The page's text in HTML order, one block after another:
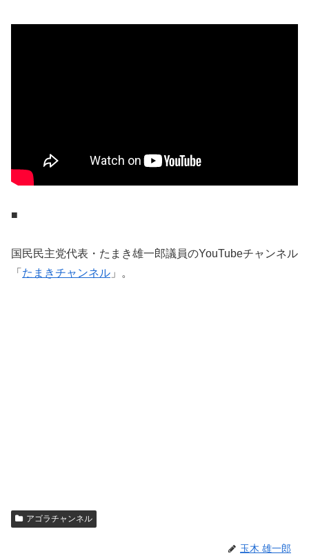
■
国民民主党代表・たまき雄一郎議員のYouTubeチャンネル
「 たまきチャンネル 」。
アゴラチャンネル
玉木 雄一郎